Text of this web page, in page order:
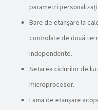
parametri personalizați.
Bare de etanșare la
controlate de două
independente.
Setarea ciclurilor de
microprocesor.
Lama de etanșare